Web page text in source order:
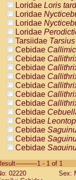
Loridae Loris
Loridae
Loridae
Loridae
Tarsiidae
Cebidae
Cebidae
Cebidae
Cebidae
Cebidae
Cebidae
Cebidae
Cebidae
Cebidae
Cebidae
Cebidae
Cebidae
Cebidae
Cebidae
1 - 1 of 1
02220
Sex: